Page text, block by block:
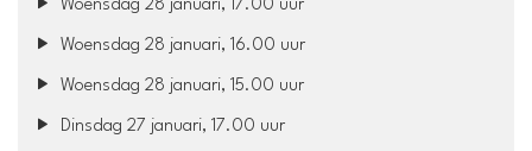
Woensdag 28 januari, 17.00 uur
Woensdag 28 januari, 16.00 uur
Woensdag 28 januari, 15.00 uur
Dinsdag 27 januari, 17.00 uur